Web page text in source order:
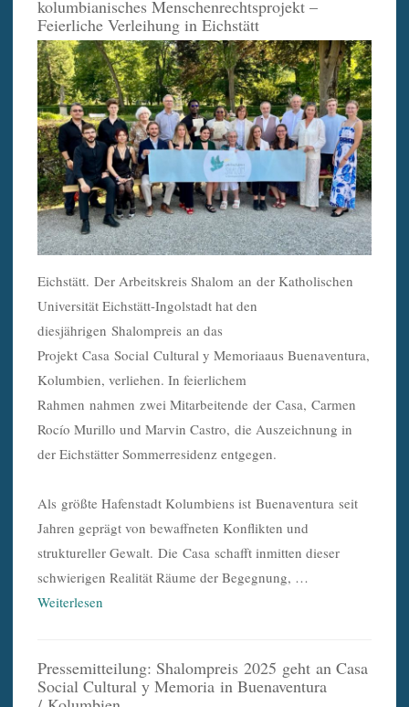
kolumbianisches Menschenrechtsprojekt –
Feierliche Verleihung in Eichstätt
Eichstätt. Der Arbeitskreis Shalom an der Katholischen
Universität Eichstätt-Ingolstadt hat den
diesjährigen Shalompreis an das
Projekt Casa Social Cultural y Memoriaaus Buenaventura,
Kolumbien, verliehen. In feierlichem
Rahmen nahmen zwei Mitarbeitende der Casa, Carmen
Rocío Murillo und Marvin Castro, die Auszeichnung in
der Eichstätter Sommerresidenz entgegen.
Als größte Hafenstadt Kolumbiens ist Buenaventura seit
Jahren geprägt von bewaffneten Konflikten und
struktureller Gewalt. Die Casa schafft inmitten dieser
schwierigen Realität Räume der Begegnung, …
Weiterlesen
Pressemitteilung: Shalompreis 2025 geht an Casa
Social Cultural y Memoria in Buenaventura